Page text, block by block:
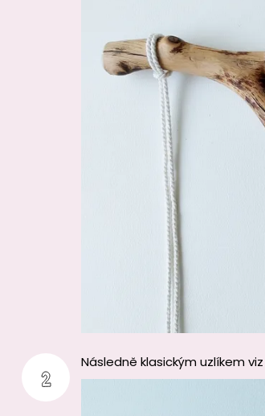
Následně klasickým uzlíkem